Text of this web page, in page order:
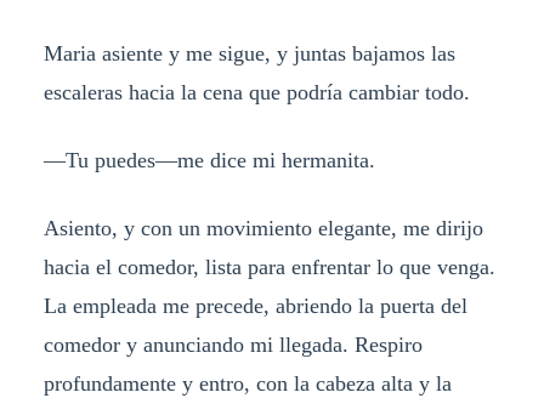
Maria asiente y me sigue, y juntas bajamos las
escaleras hacia la cena que podría cambiar todo.
—Tu puedes—me dice mi hermanita.
Asiento, y con un movimiento elegante, me dirijo
hacia el comedor, lista para enfrentar lo que venga.
La empleada me precede, abriendo la puerta del
comedor y anunciando mi llegada. Respiro
profundamente y entro, con la cabeza alta y la